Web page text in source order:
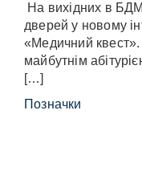
На вихідних в
дверей у новому
«Медичний
майбутнім
[…]
Позначки